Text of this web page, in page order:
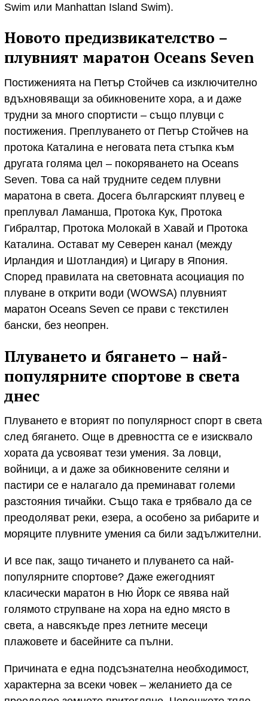
Swim или Manhattan Island Swim).
Новото предизвикателство –
плувният маратон Oceans Seven
Постиженията на Петър Стойчев са изключително
вдъхновяващи за обикновените хора, а и даже
трудни за много спортисти – също плувци с
постижения. Преплуването от Петър Стойчев на
протока Каталина е неговата пета стъпка към
другата голяма цел – покоряването на Oceans
Seven. Това са най трудните седем плувни
маратона в света. Досега българският плувец е
преплувал Ламанша, Протока Кук, Протока
Гибралтар, Протока Молокай в Хавай и Протока
Каталина. Остават му Северен канал (между
Ирландия и Шотландия) и Цигару в Япония.
Според правилата на световната асоциация по
плуване в открити води (WOWSA) плувният
маратон Oceans Seven се прави с текстилен
бански, без неопрен.
Плуването и бягането – най-
популярните спортове в света
днес
Плуването е вторият по популярност спорт в света
след бягането. Още в древността се е изисквало
хората да усвояват тези умения. За ловци,
войници, а и даже за обикновените селяни и
пастири се е налагало да преминават големи
разстояния тичайки. Също така е трябвало да се
преодоляват реки, езера, а особено за рибарите и
моряците плувните умения са били задължителни.
И все пак, защо тичането и плуването са най-
популярните спортове? Даже ежегодният
класически маратон в Ню Йорк се явява най
голямото струпване на хора на едно място в
света, а навсякъде през летните месеци
плажовете и басейните са пълни.
Причината е една подсъзнателна необходимост,
характерна за всеки човек – желанието да се